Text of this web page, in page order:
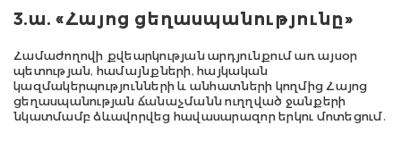
3.ա.«Հայոց ցեղասպանությունը»
Համաժողովի քվեարկության արդյունքում առ այսօր
պետության, համայնքների, հայկական
կազմակերպությունների և անհատների կողմից Հայոց
ցեղասպանության ճանաչմանն ուղղված ջանքերի
նկատմամբ ձևավորվեց հավասարազոր երկու մոտեցում.